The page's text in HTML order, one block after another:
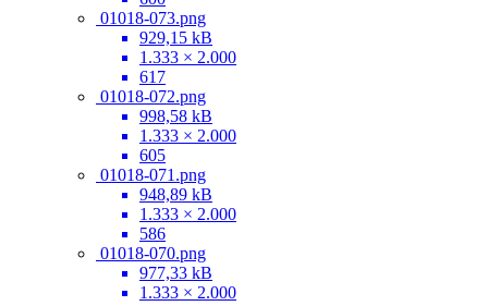
01018-073.png
929,15 kB
1.333 × 2.000
617
01018-072.png
998,58 kB
1.333 × 2.000
605
01018-071.png
948,89 kB
1.333 × 2.000
586
01018-070.png
977,33 kB
1.333 × 2.000